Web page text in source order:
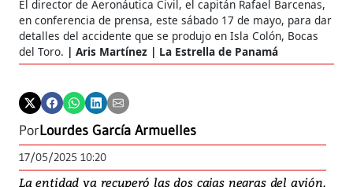
El director de Aeronáutica Civil, el capitán Rafael Barcenas,
en conferencia de prensa, este sábado 17 de mayo, para dar
detalles del accidente que se produjo en Isla Colón, Bocas
del Toro.
Aris Martínez | La Estrella de Panamá
PorLourdes García Armuelles
17/05/2025 10:20
La entidad ya recuperó las dos cajas negras del avión,